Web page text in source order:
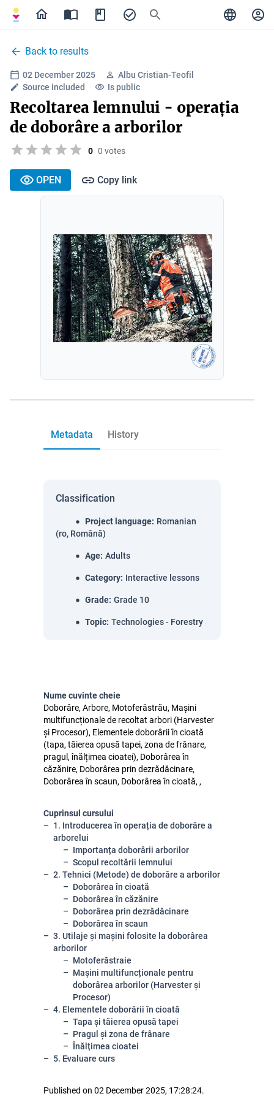
Back to results
02 December 2025
Albu Cristian-Teofil
Source included
Is public
Recoltarea lemnului - operația
de doborâre a arborilor
0 0 votes
OPEN Copy link
Metadata History
Classification
Project language: Romanian
(ro, Română)
Age: Adults
Category: Interactive lessons
Grade: Grade 10
Topic: Technologies - Forestry
Nume cuvinte cheie
Doborâre, Arbore, Motoferăstrău, Mașini
multifuncționale de recoltat arbori (Harvester
și Procesor), Elementele doborârii în cioată
(tapa, tăierea opusă tapei, zona de frânare,
pragul, înălțimea cioatei), Doborârea în
căzănire, Doborârea prin dezrădăcinare,
Doborârea în scaun, Doborârea în cioată, ,
Cuprinsul cursului
1. Introducerea în operația de doborâre a
arborelui
Importanța doborârii arborilor
Scopul recoltării lemnului
2. Tehnici (Metode) de doborâre a arborilor
Doborârea în cioată
Doborârea în căzănire
Doborârea prin dezrădăcinare
Doborârea în scaun
3. Utilaje și mașini folosite la doborârea
arborilor
Motoferăstraie
Mașini multifuncționale pentru
doborârea arborilor (Harvester și
Procesor)
4. Elementele doborârii în cioată
Tapa și tăierea opusă tapei
Pragul și zona de frânare
Înălțimea cioatei
5. Evaluare curs
Published on 02 December 2025, 17:28:24.